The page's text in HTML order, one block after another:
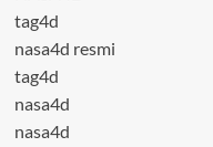
tag4d
nasa4d resmi
tag4d
nasa4d
nasa4d